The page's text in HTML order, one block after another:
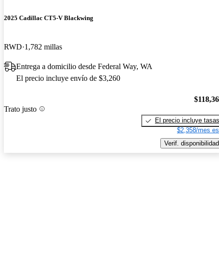
2025 Cadillac CT5-V Blackwing
RWD 1,782 millas
Entrega a domicilio desde Federal Way, WA
El precio incluye envío de $3,260
Trato justo
El precio incluye tasas
$2,358/mes
Verif. disponibilidad